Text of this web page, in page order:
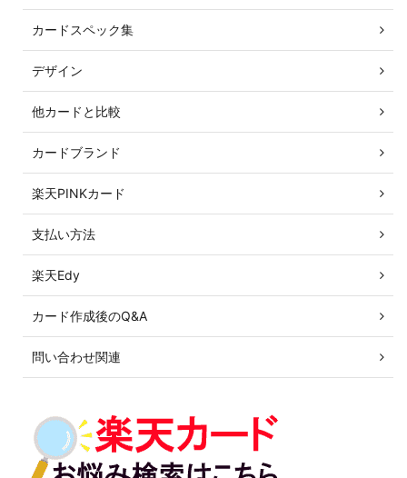
カードスペック集
デザイン
他カードと比較
カードブランド
楽天PINKカード
支払い方法
楽天Edy
カード作成後のQ&A
問い合わせ関連